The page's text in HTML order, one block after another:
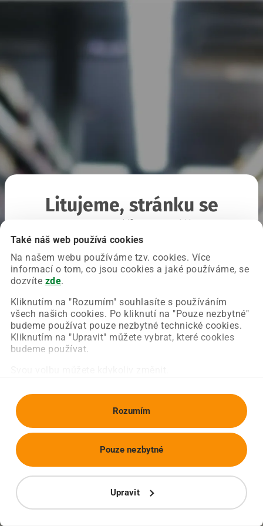
Také náš web používá cookies
Na našem webu používáme tzv. cookies. Více
informací o tom, co jsou cookies a jaké používáme, se
dozvíte zde.
Kliknutím na "Rozumím" souhlasíte s používáním
všech našich cookies. Po kliknutí na "Pouze nezbytné"
budeme používat pouze nezbytné technické cookies.
Kliknutím na "Upravit" můžete vybrat, které cookies
budeme používat.
Rozumím
Upravit
Pouze nezbytné
Litujeme, stránku se
Chyba nastala na naší straně a už ji opravujeme.
Zkuste prosím znovu načíst požadovanou stránku.
Obnovit stránku Úvodní strana